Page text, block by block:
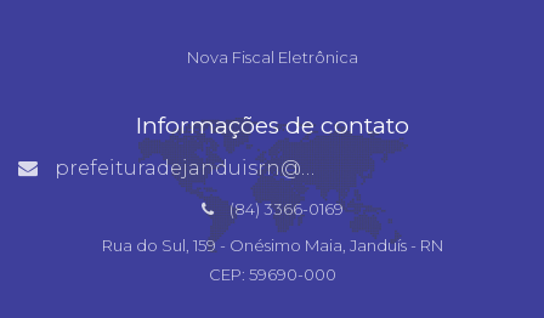
Nova Fiscal Eletrônica
Informações de contato
prefeituradejanduisrn@gmail.com
(84) 3366-0169
Rua do Sul, 159 - Onésimo Maia, Janduís - RN
CEP: 59690-000